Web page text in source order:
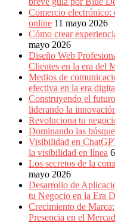
Comercio electrónico:
online 11 mayo 2026
Cómo crear
mayo 2026
Diseño Web
Clientes en la era del
Medios de
efectiva en la era
Construyendo el
liderando la
Revoluciona tu
Dominando las
Visibilidad en
la visibilidad en línea
Los secretos de la
mayo 2026
Desarrollo de
tu Negocio en la Era
Crecimiento de
Presencia en el